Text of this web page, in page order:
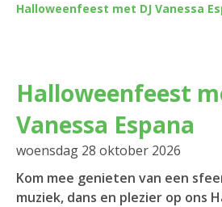
Halloweenfeest met DJ Vanessa
Halloweenfeest met DJ
Vanessa Espana
woensdag 28 oktober 2026
Kom mee genieten van een
muziek, dans en plezier op ons